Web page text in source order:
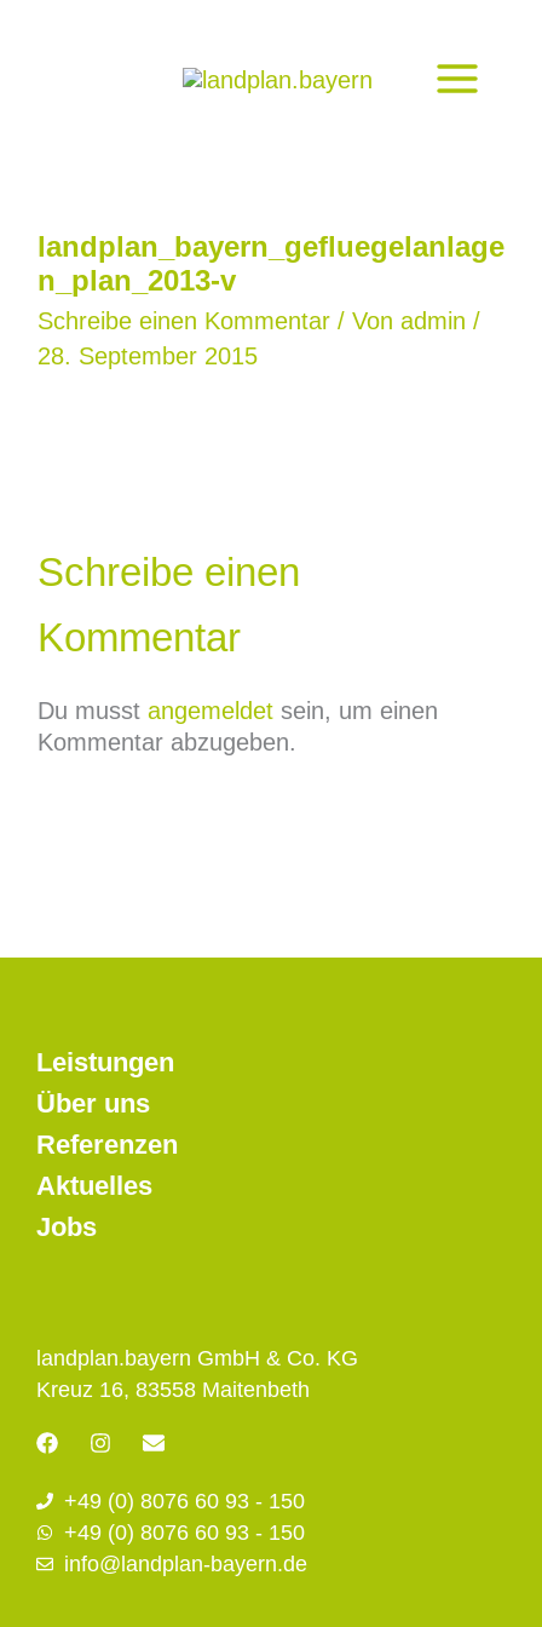
landplan_bayern_gefluegelanlage
n_plan_2013-v
Schreibe einen Kommentar / Von admin /
28. September 2015
Schreibe einen
Kommentar
Du musst angemeldetsein, um einen
Kommentar abzugeben.
landplan.bayern GmbH & Co. KG
Kreuz 16, 83558 Maitenbeth
F
a
e
b
o
o
I
n
t
a
g
r
E
e
l
o
p
+49 (0) 8076 60 93 - 150
+49 (0) 8076 60 93 - 150
info@landplan-bayern.de
Leistungen
Über uns
Referenzen
Aktuelles
Jobs